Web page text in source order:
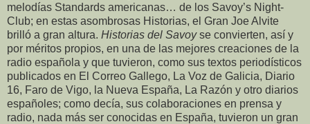
melodías Standards americanas… de los Savoy’s Night-
Club; en estas asombrosas Historias, el Gran Joe Alvite
brilló a gran altura. Historias del Savoyse convierten, así y
por méritos propios, en una de las mejores creaciones de la
radio española y que tuvieron, como sus textos periodísticos
publicados en El Correo Gallego, La Voz de Galicia, Diario
16, Faro de Vigo, la Nueva España, La Razón y otro diarios
españoles; como decía, sus colaboraciones en prensa y
radio, nada más ser conocidas en España, tuvieron un gran